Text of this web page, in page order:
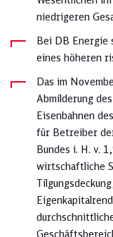
niedrigeren
Bei DB Energie
eines höheren
Das im
Abmilderung
Eisenbahnen
für Betreiber
Bundes i. H. v.
wirtschaftliche